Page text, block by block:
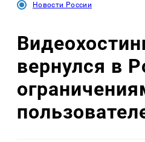
Новости России
вернулся в